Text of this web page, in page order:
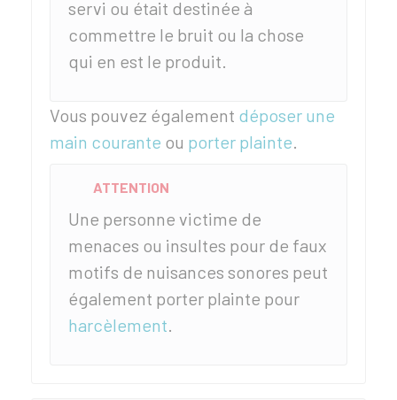
servi ou était destinée à
commettre le bruit ou la chose
qui en est le produit.
Vous pouvez également déposer une
main courante ou porter plainte.
ATTENTION
Une personne victime de
menaces ou insultes pour de faux
motifs de nuisances sonores peut
également porter plainte pour
harcèlement.